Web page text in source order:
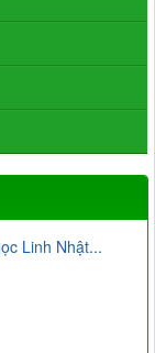
Linh Nhật...